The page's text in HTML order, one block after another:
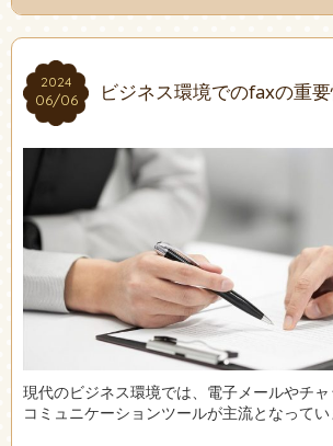
2024
06/06
2024
06/06 ビジネス環境でのfaxの重
現代のビジネス環境では、電子メールやチ
コミュニケーションツールが主流となって